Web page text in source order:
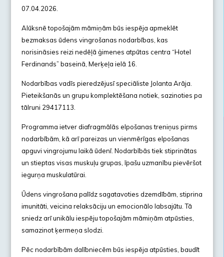
07.04.2026.
Alūksnē topošajām māmiņām būs iespēja apmeklēt
bezmaksas ūdens vingrošanas nodarbības, kas
norisināsies reizi nedēļā ģimenes atpūtas centra “Hotel
Ferdinands” baseinā, Merķeļa ielā 16.
Nodarbības vadīs pieredzējusī speciāliste Jolanta Arāja.
Pieteikšanās un grupu komplektēšana notiek, sazinoties pa
tālruni 29417113.
Programma ietver diafragmālās elpošanas treniņus pirms
nodarbībām, kā arī pareizas un vienmērīgas elpošanas
apguvi vingrojumu laikā ūdenī. Nodarbībās tiek stiprinātas
un stieptas visas muskuļu grupas, īpašu uzmanību pievēršot
iegurņa muskulatūrai.
Ūdens vingrošana palīdz sagatavoties dzemdībām, stiprina
imunitāti, veicina relaksāciju un emocionālo labsajūtu. Tā
sniedz arī unikālu iespēju topošajām māmiņām atpūsties,
samazinot ķermeņa slodzi.
Pēc nodarbībām dalībniecēm būs iespēja atpūsties, baudīt